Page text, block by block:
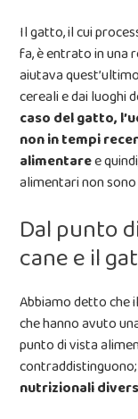
Il gatto, il cui
fa, è entrato in una
aiutava
cereali e dai luoghi
caso del gatto,
non in tempi
alimentaree
alimentari non
Dal punto
cane e il
Abbiamo detto che
che hanno avuto
punto di vista
nutrizionali